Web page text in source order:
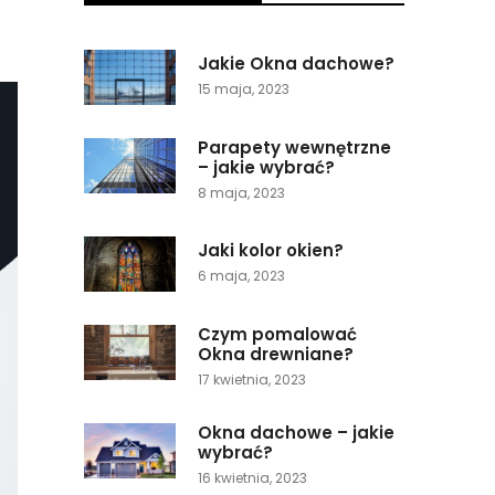
Jakie Okna dachowe?
15 maja, 2023
Parapety wewnętrzne
– jakie wybrać?
8 maja, 2023
Jaki kolor okien?
6 maja, 2023
Czym pomalować
Okna drewniane?
17 kwietnia, 2023
Okna dachowe – jakie
wybrać?
16 kwietnia, 2023